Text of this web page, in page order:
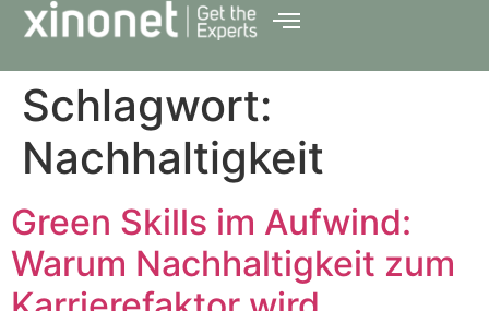
Schlagwort:
Nachhaltigkeit
Green Skills im Aufwind:
Warum Nachhaltigkeit zum